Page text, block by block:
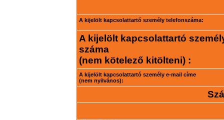
A kijelölt kapcsolattartó személy telefonszáma:
A kijelölt kapcsolattartó
száma
(nem kötelező kitölteni) :
A kijelölt kapcsolattartó személy e-mail címe
(nem nyilvános):